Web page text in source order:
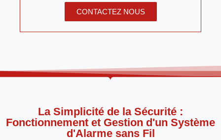
CONTACTEZ NOUS
La Simplicité de la Sécurité :
Fonctionnement et Gestion d'un Système
d'Alarme sans Fil